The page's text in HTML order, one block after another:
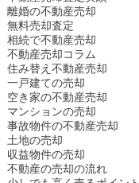
離婚の不動産売却
無料売却査定
相続で不動産売却
不動産売却コラム
住み替え不動産売却
一戸建ての売却
空き家の不動産売却
マンションの売却
事故物件の不動産売却
土地の売却
収益物件の売却
不動産の売却の流れ